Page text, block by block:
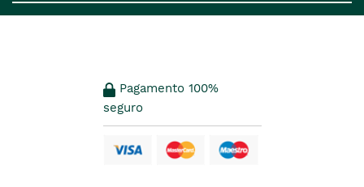
Pagamento 100%
seguro